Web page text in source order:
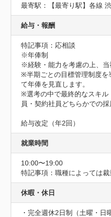
最寄駅：【最寄り駅】各線
給与・報酬
特記事項：応相談
※年俸制
※経験・能力を考慮の上、当
※半期ごとの目標管理制度を
て年俸を見直します。
※選考の中で最終的なスキル
員・契約社員どちらかでの採
給与改定（年2回）
就業時間
10:00〜19:00
特記事項：職種によっては
休暇・休日
・完全週休2日制（土曜・日